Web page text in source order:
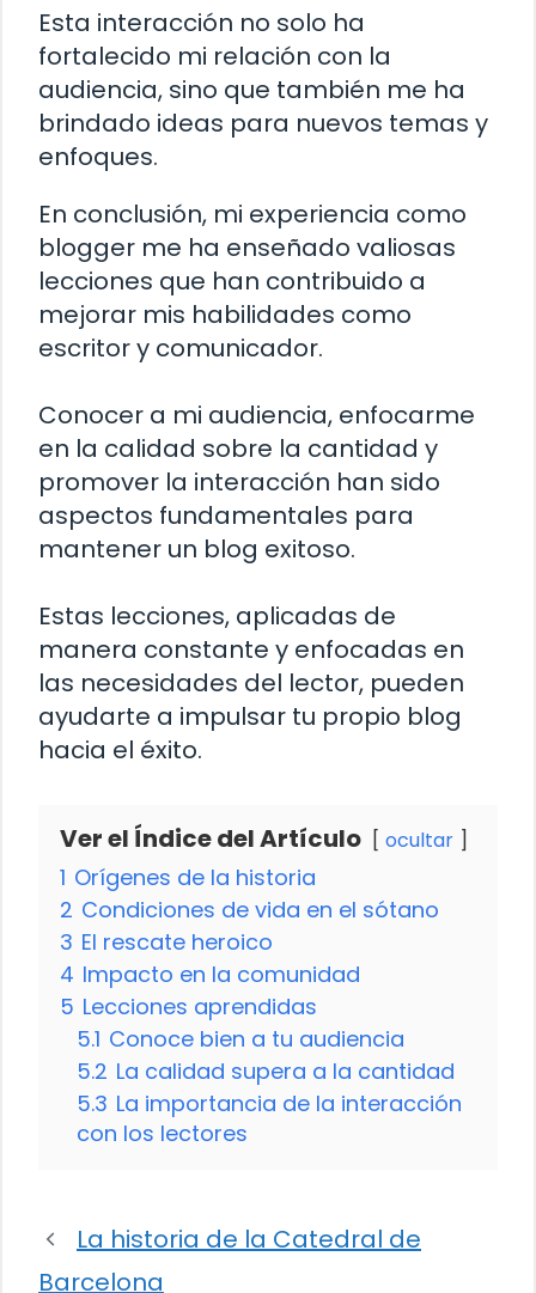
Esta interacción no solo ha
fortalecido mi relación con la
audiencia, sino que también me ha
brindado ideas para nuevos temas y
enfoques.
En conclusión, mi experiencia como
blogger me ha enseñado valiosas
lecciones que han contribuido a
mejorar mis habilidades como
escritor y comunicador.
Conocer a mi audiencia, enfocarme
en la calidad sobre la cantidad y
promover la interacción han sido
aspectos fundamentales para
mantener un blog exitoso.
Estas lecciones, aplicadas de
manera constante y enfocadas en
las necesidades del lector, pueden
ayudarte a impulsar tu propio blog
hacia el éxito.
Ver el Índice del Artículo ocultar
1 Orígenes de la historia
2 Condiciones de vida en el sótano
3 El rescate heroico
4 Impacto en la comunidad
5 Lecciones aprendidas
5.1 Conoce bien a tu audiencia
5.2 La calidad supera a la cantidad
5.3 La importancia de la interacción
con los lectores
La historia de la Catedral de
Barcelona